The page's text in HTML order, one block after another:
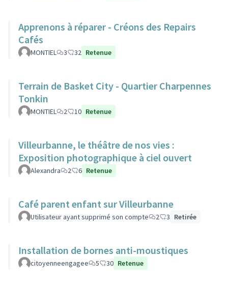
Apprenons à réparer - Créons des Repairs
Cafés
MONTIEL 3 32 Retenue
Terrain de Basket City - Quartier Charpennes
Tonkin
MONTIEL 2 10 Retenue
Villeurbanne, le théâtre de nos vies :
Exposition photographique à ciel ouvert
Alexandra 2 6 Retenue
Café parent enfant sur Villeurbanne
Utilisateur ayant supprimé son compte 2 3 Retirée
Installation de bornes anti-moustiques
citoyenneengagee 5 30 Retenue